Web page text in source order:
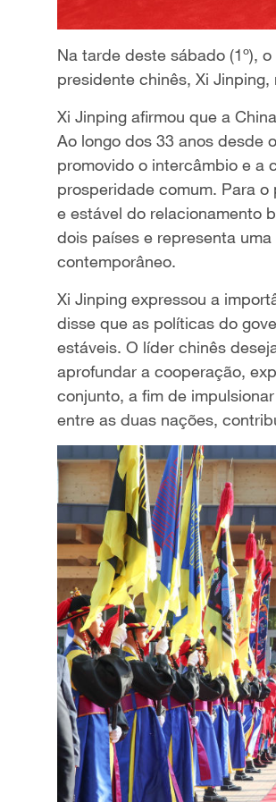
Na tarde deste sábado (1º),
presidente chinês, Xi
Xi Jinping afirmou que a
Ao longo dos 33 anos desde
promovido o intercâmbio e a
prosperidade comum. Para
e estável do relacionamento
dois países e representa
contemporâneo.
Xi Jinping expressou a
disse que as políticas do
estáveis. O líder chinês
aprofundar a cooperação,
conjunto, a fim de
entre as duas nações,